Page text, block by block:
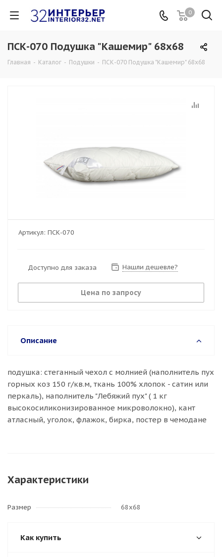
0
ПСК-070 Подушка "Кашемир" 68х68
Главная - Каталог - Подушки - ПСК-070 Подушка "Кашемир" 68х68
Артикул: ПСК-070
Доступно для заказа Нашли дешевле?
Цена по запросу
Описание
подушка: стеганный чехол с молнией (наполнитель пух
горных коз 150 г/кв.м, ткань 100% хлопок - сатин или
перкаль), наполнитель "Лебяжий пух" ( 1 кг
высокосиликонизированное микроволокно), кант
атласный, уголок, флажок, бирка, постер в чемодане
Характеристики
Размер 68х68
Как купить